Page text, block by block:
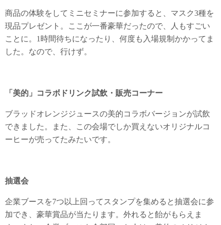
商品の体験をしてミニセミナーに参加すると、マスク3種を
現品プレゼント。ここが一番豪華だったので、人もすごい
ことに。1時間待ちになったり、何度も入場規制かかってま
した。なので、行けず。
「美的」コラボドリンク試飲・販売コーナー
ブラッドオレンジジュースの美的コラボバージョンが試飲
できました。また、この会場でしか買えないオリジナルコ
ーヒーが売ってたみたいです。
抽選会
企業ブースを7つ以上回ってスタンプを集めると抽選会に参
加でき、豪華賞品が当たります。外れると飴がもらえま